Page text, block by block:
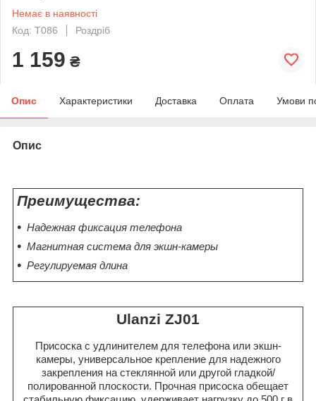
Немає в наявності
Код: T086
Роздріб
1 159 ₴
Опис Характеристики Доставка Оплата Умови
Опис
Преимущества:
Надежная фиксация телефона
Магнитная система для экшн-камеры
Регулируемая длина
Ulanzi ZJ01
Присоска с удлинителем для телефона или экшн-
камеры, универсальное крепление для надежного
закрепления на стеклянной или другой гладкой/
полированной плоскости. Прочная присоска обещает